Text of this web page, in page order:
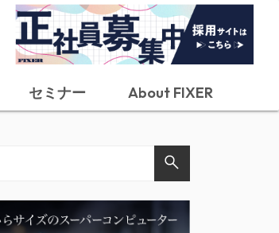
セミナー About FIXER